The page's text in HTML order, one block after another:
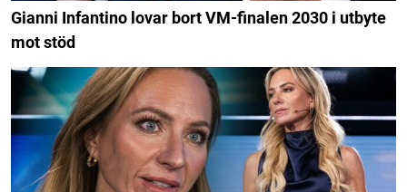
Gianni Infantino lovar bort VM-finalen 2030 i utbyte
mot stöd